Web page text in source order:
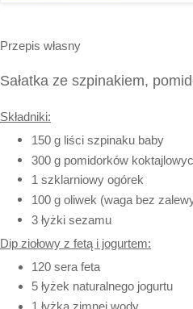
Przepis własny
Sałatka ze szpinakiem,
Składniki:
150 g liści szpinaku baby
300 g pomidorków
1 szklarniowy ogórek
100 g oliwek (waga bez
3 łyżki sezamu
Dip ziołowy z fetą i jogurtem:
120 sera feta
5 łyżek naturalnego jogurtu